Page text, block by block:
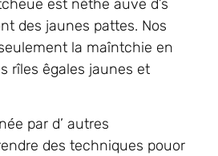
est néthe auve d’s
des jaunes pattes. Nos
la maîntchie en
rîles êgales jaunes et
par d’ autres
des techniques pouor